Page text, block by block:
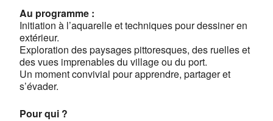
Au programme :
Initiation à l’aquarelle et techniques pour dessiner en
extérieur.
Exploration des paysages pittoresques, des ruelles et
des vues imprenables du village ou du port.
Un moment convivial pour apprendre, partager et
s’évader.
Pour qui ?